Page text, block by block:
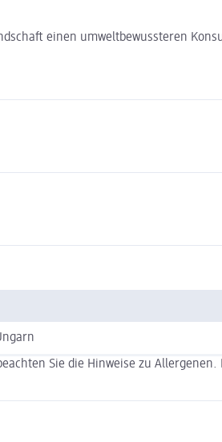
einen umweltbewussteren
Sie die Hinweise zu